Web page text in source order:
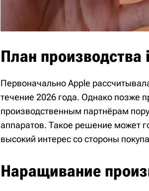
План производства
Первоначально Apple
течение 2026 года. Однако позже
производственным партнёрам
аппаратов. Такое решение может
высокий интерес со стороны
Наращивание